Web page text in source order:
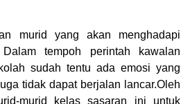
murid yang akan menghadapi
tempoh perintah kawalan
sudah tentu ada emosi yang
tidak dapat berjalan lancar.Oleh
murid kelas sasaran ini untuk